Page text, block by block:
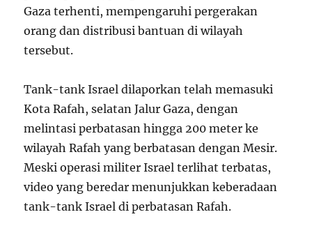
Gaza terhenti, mempengaruhi pergerakan
orang dan distribusi bantuan di wilayah
tersebut.
Tank-tank Israel dilaporkan telah memasuki
Kota Rafah, selatan Jalur Gaza, dengan
melintasi perbatasan hingga 200 meter ke
wilayah Rafah yang berbatasan dengan Mesir.
Meski operasi militer Israel terlihat terbatas,
video yang beredar menunjukkan keberadaan
tank-tank Israel di perbatasan Rafah.